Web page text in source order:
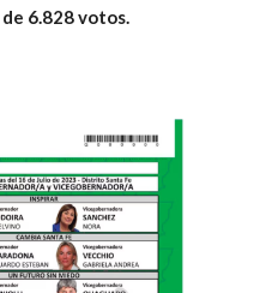
6.828 votos.